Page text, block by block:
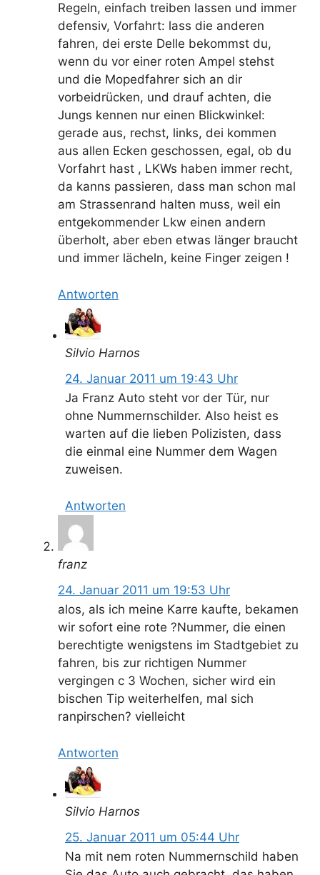
Regeln, einfach treiben lassen und immer
defensiv, Vorfahrt: lass die anderen
fahren, dei erste Delle bekommst du,
wenn du vor einer roten Ampel stehst
und die Mopedfahrer sich an dir
vorbeidrücken, und drauf achten, die
Jungs kennen nur einen Blickwinkel:
gerade aus, rechst, links, dei kommen
aus allen Ecken geschossen, egal, ob du
Vorfahrt hast , LKWs haben immer recht,
da kanns passieren, dass man schon mal
am Strassenrand halten muss, weil ein
entgekommender Lkw einen andern
überholt, aber eben etwas länger braucht
und immer lächeln, keine Finger zeigen !
Antworten
Silvio Harnos
24. Januar 2011 um 19:43 Uhr
Ja Franz Auto steht vor der Tür, nur
ohne Nummernschilder. Also heist es
warten auf die lieben Polizisten, dass
die einmal eine Nummer dem Wagen
zuweisen.
Antworten
franz
24. Januar 2011 um 19:53 Uhr
alos, als ich meine Karre kaufte, bekamen
wir sofort eine rote ?Nummer, die einen
berechtigte wenigstens im Stadtgebiet zu
fahren, bis zur richtigen Nummer
vergingen c 3 Wochen, sicher wird ein
bischen Tip weiterhelfen, mal sich
ranpirschen? vielleicht
Antworten
Silvio Harnos
25. Januar 2011 um 05:44 Uhr
Na mit nem roten Nummernschild haben